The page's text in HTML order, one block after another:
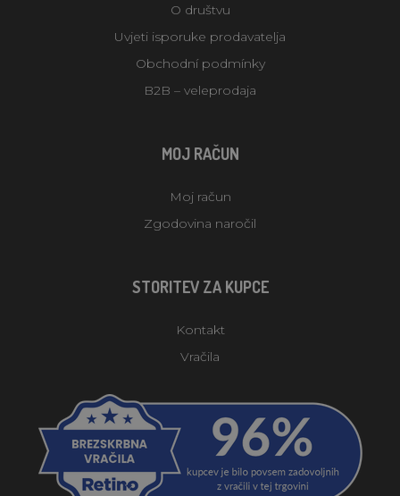
O društvu
Uvjeti isporuke prodavatelja
Obchodní podmínky
B2B – veleprodaja
MOJ RAČUN
Moj račun
Zgodovina naročil
STORITEV ZA KUPCE
Kontakt
Vračila